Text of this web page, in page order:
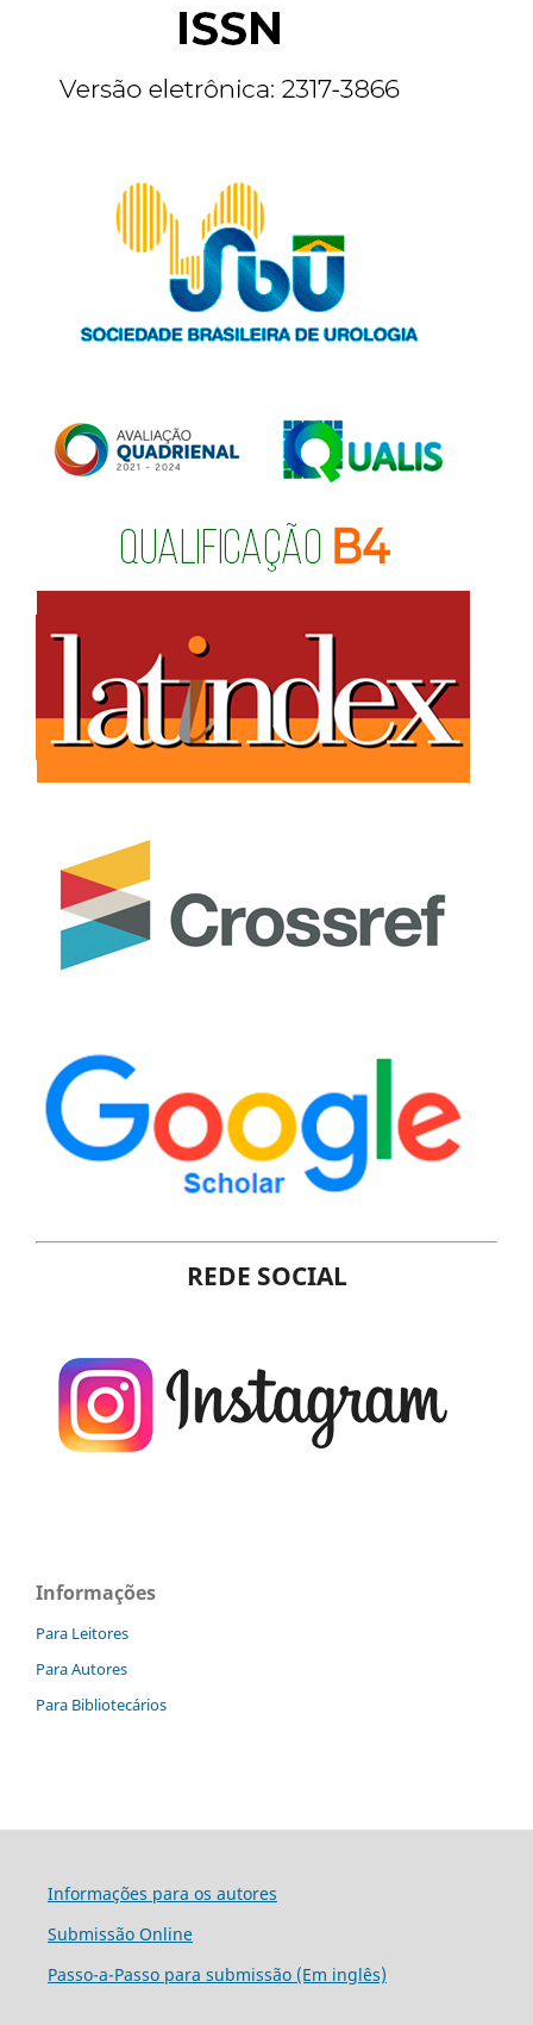
REDE SOCIAL
Informações
Para Leitores
Para Autores
Para Bibliotecários
Informações para os autores
Submissão Online
Passo-a-Passo para submissão (Em inglês)